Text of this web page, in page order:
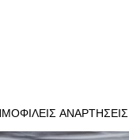
ΑΝΑΡΤΉΣΕΙΣ